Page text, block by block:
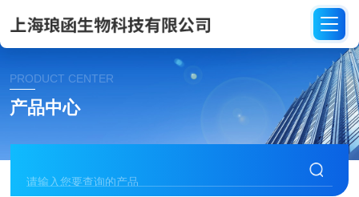
PRODUCT CENTER
产品中心